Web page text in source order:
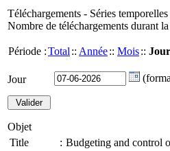
Téléchargements - Séries temporelles
Nombre de téléchargements durant
Période :Total :: Année:: Mois:: Jour
Jour
Objet
Title
: Budgeting and control